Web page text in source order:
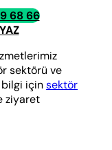
68 66
sektörü ve
bilgi içinsektör
ziyaret